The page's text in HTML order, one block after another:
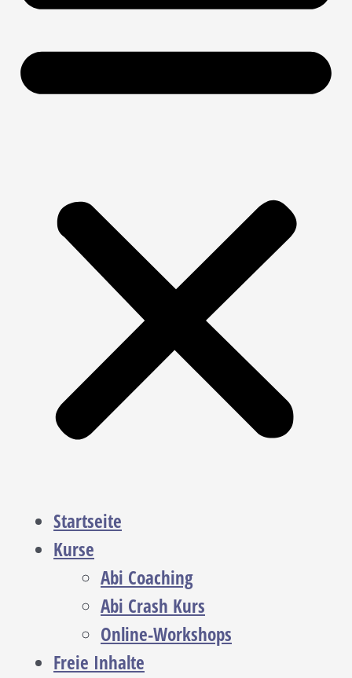
Startseite
Kurse
Abi Coaching
Abi Crash Kurs
Online-Workshops
Freie Inhalte